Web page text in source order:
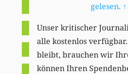
gelesen. ↑
Unser kritischer
alle kostenlos
bleibt, brauchen wir
können Ihren